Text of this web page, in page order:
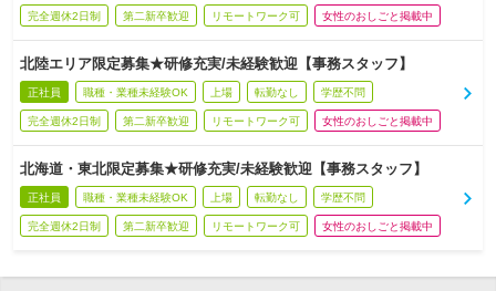
完全週休2日制 第二新卒歓迎 リモートワーク可 女性のおしごと掲載中
北陸エリア限定募集★研修充実/未経験歓迎【事務スタッフ】
正社員 職種・業種未経験OK 上場 転勤なし 学歴不問
完全週休2日制 第二新卒歓迎 リモートワーク可 女性のおしごと掲載中
北海道・東北限定募集★研修充実/未経験歓迎【事務スタッフ】
正社員 職種・業種未経験OK 上場 転勤なし 学歴不問
完全週休2日制 第二新卒歓迎 リモートワーク可 女性のおしごと掲載中